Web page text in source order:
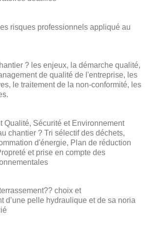
risques professionnels appliqué au
? les enjeux, la démarche qualité,
de qualité de l'entreprise, les
le traitement de la non-conformité, les
Qualité, Sécurité et Environnement
chantier ? Tri sélectif des déchets,
d'énergie, Plan de réduction
et prise en compte des
choix et
d’une pelle hydraulique et de sa noria